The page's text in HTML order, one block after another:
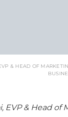
& HEAD OF
EVP & Head of